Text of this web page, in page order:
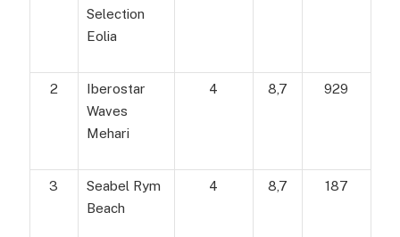
Selection
Eolia
2
Iberostar
Waves
Mehari
4 8,7 929
3
Seabel Rym
Beach
4 8,7 187